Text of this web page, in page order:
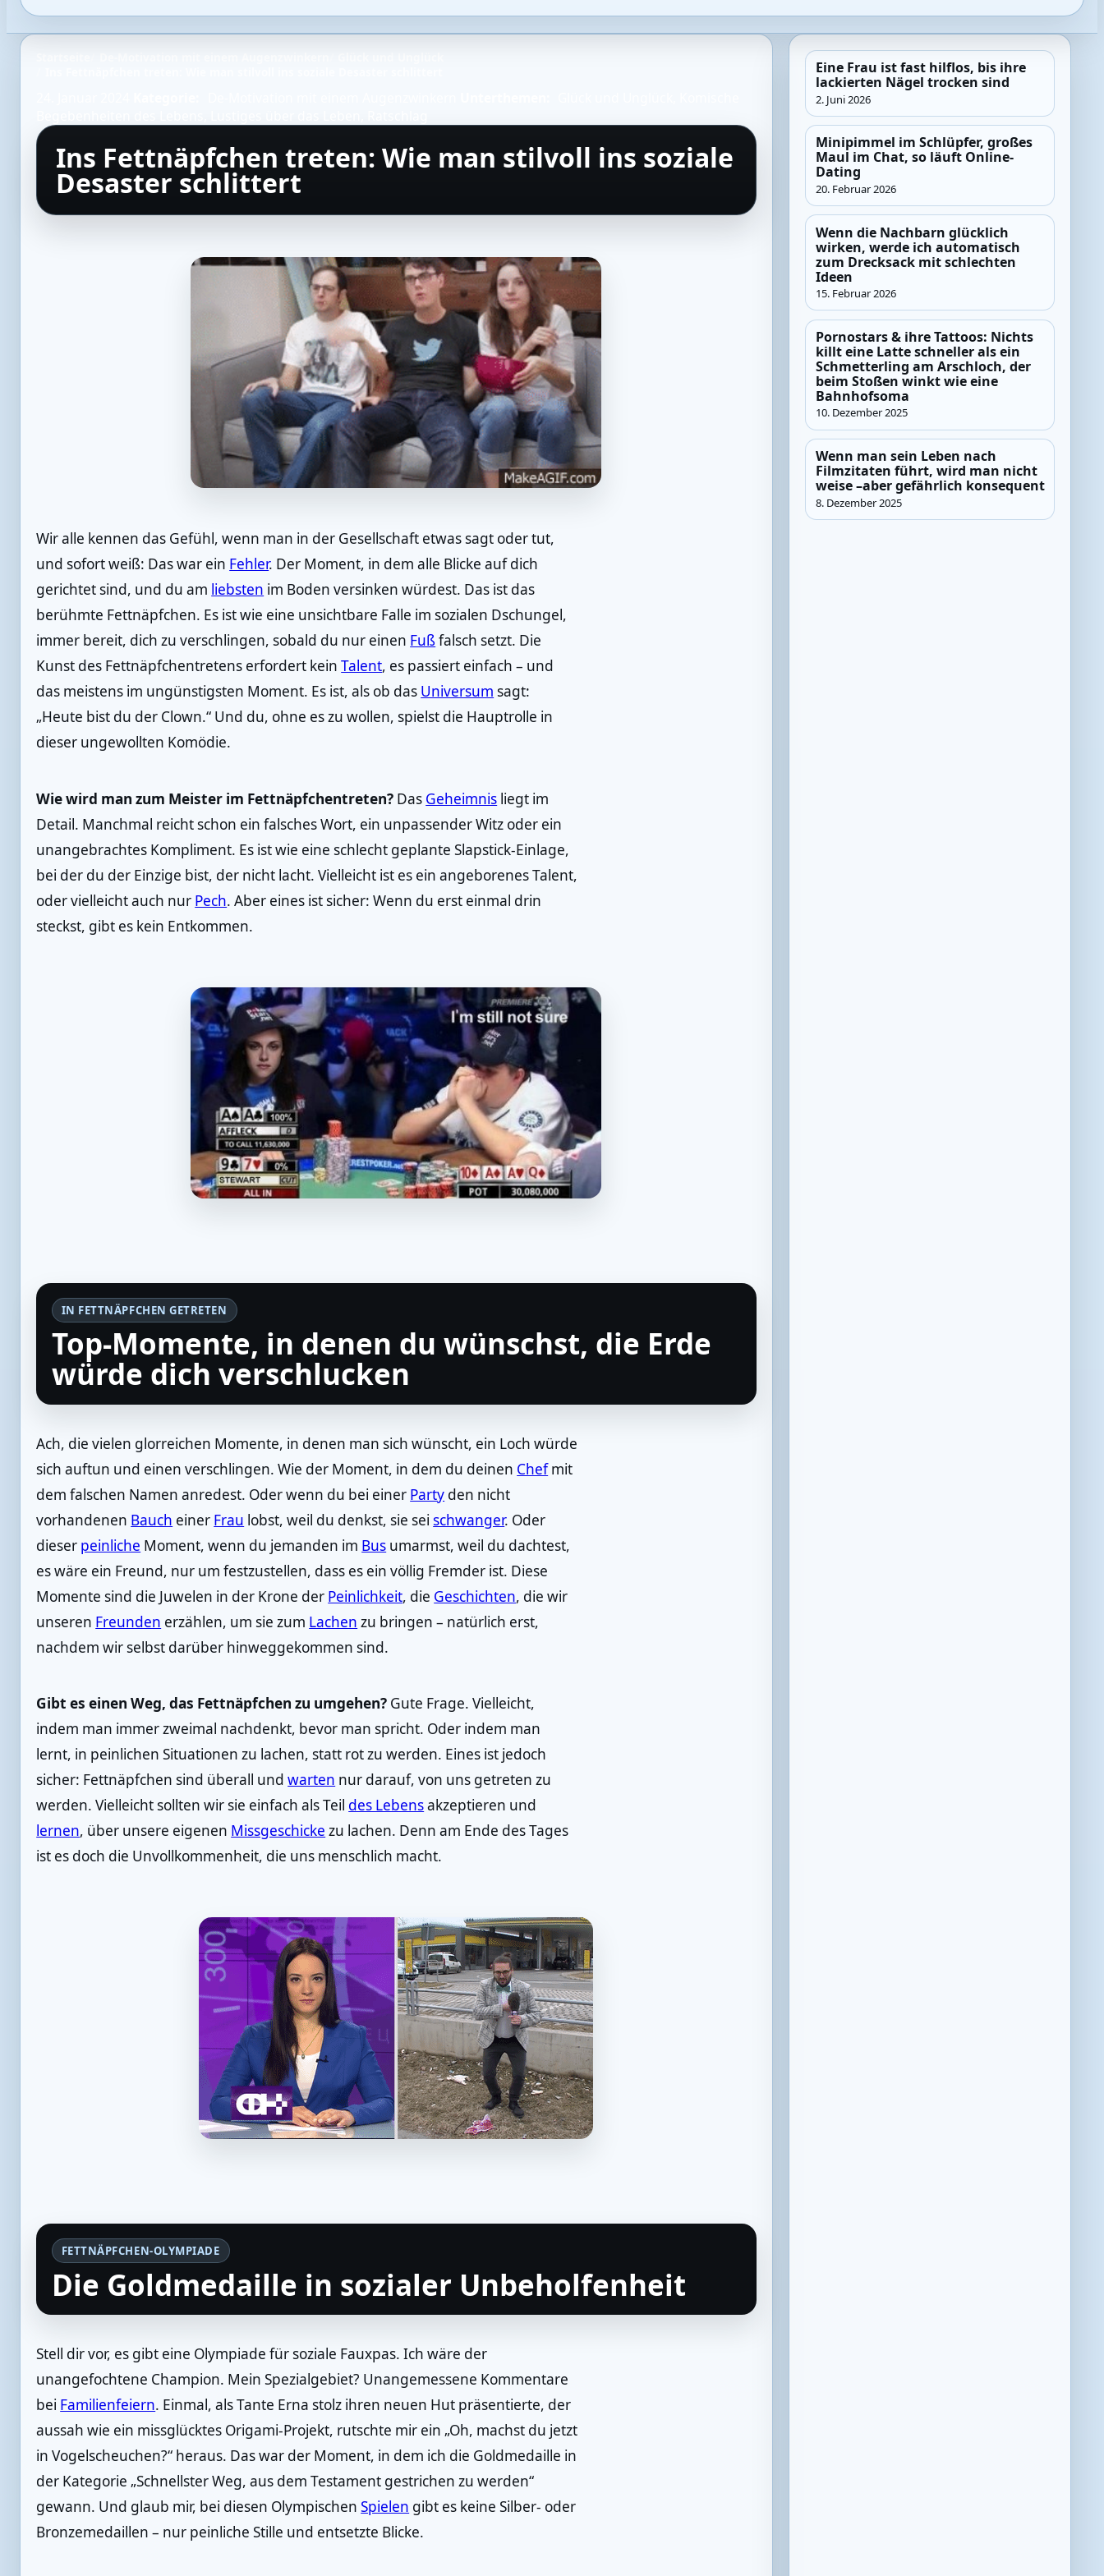
Ins Fettnäpfchen treten: Wie man stilvoll ins soziale
Desaster schlittert
Wir alle kennen das Gefühl, wenn man in der Gesellschaft etwas sagt oder tut,
und sofort weiß: Das war ein Fehler. Der Moment, in dem alle Blicke auf dich
gerichtet sind, und du am liebsten im Boden versinken würdest. Das ist das
berühmte Fettnäpfchen. Es ist wie eine unsichtbare Falle im sozialen Dschungel,
immer bereit, dich zu verschlingen, sobald du nur einen Fuß falsch setzt. Die
Kunst des Fettnäpfchentretens erfordert keinTalent, es passiert einfach – und
das meistens im ungünstigsten Moment. Es ist, als ob das Universum sagt:
„Heute bist du der Clown.“ Und du, ohne es zu wollen, spielst die Hauptrolle in
dieser ungewollten Komödie.
Wie wird man zum Meister im Fettnäpfchentreten? Das Geheimnis liegt im
Detail. Manchmal reicht schon ein falsches Wort, ein unpassender Witz oder ein
unangebrachtes Kompliment. Es ist wie eine schlecht geplante Slapstick-Einlage,
bei der du der Einzige bist, der nicht lacht. Vielleicht ist es ein angeborenes Talent,
oder vielleicht auch nur Pech. Aber eines ist sicher: Wenn du erst einmal drin
steckst, gibt es kein Entkommen.
IN FETTNÄPFCHEN GETRETEN
Top-Momente, in denen du wünschst, die Erde
würde dich verschlucken
Ach, die vielen glorreichen Momente, in denen man sich wünscht, ein Loch würde
sich auftun und einen verschlingen. Wie der Moment, in dem du deinen Chefmit
dem falschen Namen anredest. Oder wenn du bei einer Party den nicht
vorhandenen Bauch einer Frau lobst, weil du denkst, sie seischwanger. Oder
dieser peinliche Moment, wenn du jemanden im Bus umarmst, weil du dachtest,
es wäre ein Freund, nur um festzustellen, dass es ein völlig Fremder ist. Diese
Momente sind die Juwelen in der Krone der Peinlichkeit, die Geschichten, die wir
unseren Freunden erzählen, um sie zum Lachen zu bringen – natürlich erst,
nachdem wir selbst darüber hinweggekommen sind.
Gibt es einen Weg, das Fettnäpfchen zu umgehen? Gute Frage. Vielleicht,
indem man immer zweimal nachdenkt, bevor man spricht. Oder indem man
lernt, in peinlichen Situationen zu lachen, statt rot zu werden. Eines ist jedoch
sicher: Fettnäpfchen sind überall undwarten nur darauf, von uns getreten zu
werden. Vielleicht sollten wir sie einfach als Teil des Lebensakzeptieren und
lernen, über unsere eigenen Missgeschicke zu lachen. Denn am Ende des Tages
ist es doch die Unvollkommenheit, die uns menschlich macht.
FETTNÄPFCHEN-OLYMPIADE
Die Goldmedaille in sozialer Unbeholfenheit
Stell dir vor, es gibt eine Olympiade für soziale Fauxpas. Ich wäre der
unangefochtene Champion. Mein Spezialgebiet? Unangemessene Kommentare
bei Familienfeiern. Einmal, als Tante Erna stolz ihren neuen Hut präsentierte, der
aussah wie ein missglücktes Origami-Projekt, rutschte mir ein „Oh, machst du jetzt
in Vogelscheuchen?“ heraus. Das war der Moment, in dem ich die Goldmedaille in
der Kategorie „Schnellster Weg, aus dem Testament gestrichen zu werden“
gewann. Und glaub mir, bei diesen OlympischenSpielen gibt es keine Silber- oder
Bronzemedaillen – nur peinliche Stille und entsetzte Blicke.
Eine Frau ist fast hilflos, bis ihre
lackierten Nägel trocken sind
2. Juni 2026
Minipimmel im Schlüpfer, großes
Maul im Chat, so läuft Online-
Dating
20. Februar 2026
Wenn die Nachbarn glücklich
wirken, werde ich automatisch
zum Drecksack mit schlechten
Ideen
15. Februar 2026
Pornostars & ihre Tattoos: Nichts
killt eine Latte schneller als ein
Schmetterling am Arschloch, der
beim Stoßen winkt wie eine
Bahnhofsoma
10. Dezember 2025
Wenn man sein Leben nach
Filmzitaten führt, wird man nicht
weise –aber gefährlich konsequent
8. Dezember 2025